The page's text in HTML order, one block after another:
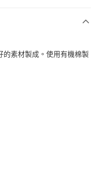
素材製成。使用有機棉製